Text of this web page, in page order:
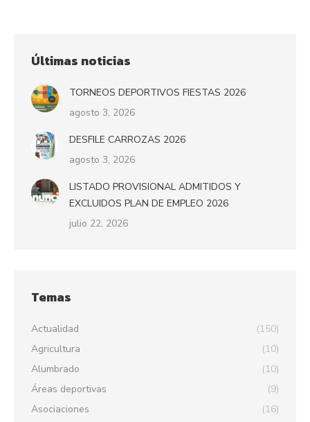
Últimas noticias
TORNEOS DEPORTIVOS FIESTAS 2026
agosto 3, 2026
DESFILE CARROZAS 2026
agosto 3, 2026
LISTADO PROVISIONAL ADMITIDOS Y
EXCLUIDOS PLAN DE EMPLEO 2026
julio 22, 2026
Temas
Actualidad
(150)
Agricultura
(10)
Alumbrado
(10)
Áreas deportivas
(9)
Asociaciones
(16)